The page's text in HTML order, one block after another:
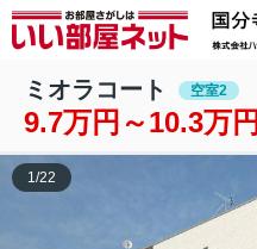
ミオラコート 空室2
9.7万円～10.3万円
1/22